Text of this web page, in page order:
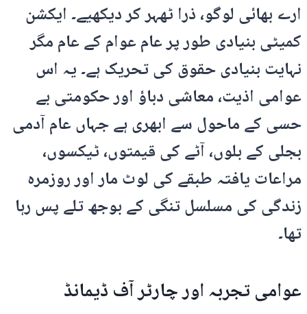
ارے بھائی لوگو، ذرا ٹھہر کر دیکھیے۔ ایکشن
کمیٹی بنیادی طور پر عام عوام کے عام مگر
نہایت بنیادی حقوق کی تحریک ہے۔ یہ اس
عوامی اذیت، معاشی دباؤ اور حکومتی بے
حسی کے ماحول سے ابھری ہے جہاں عام آدمی
بجلی کے بلوں، آٹے کی قیمتوں، ٹیکسوں،
مراعات یافتہ طبقے کی لوٹ مار اور روزمرہ
زندگی کی مسلسل تنگی کے بوجھ تلے پس رہا
تھا۔
عوامی تجربہ اور چارٹر آف ڈیمانڈ